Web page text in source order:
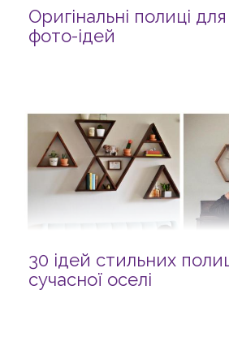
Оригінальні полиці
фото-ідей
30 ідей стильних
сучасної оселі